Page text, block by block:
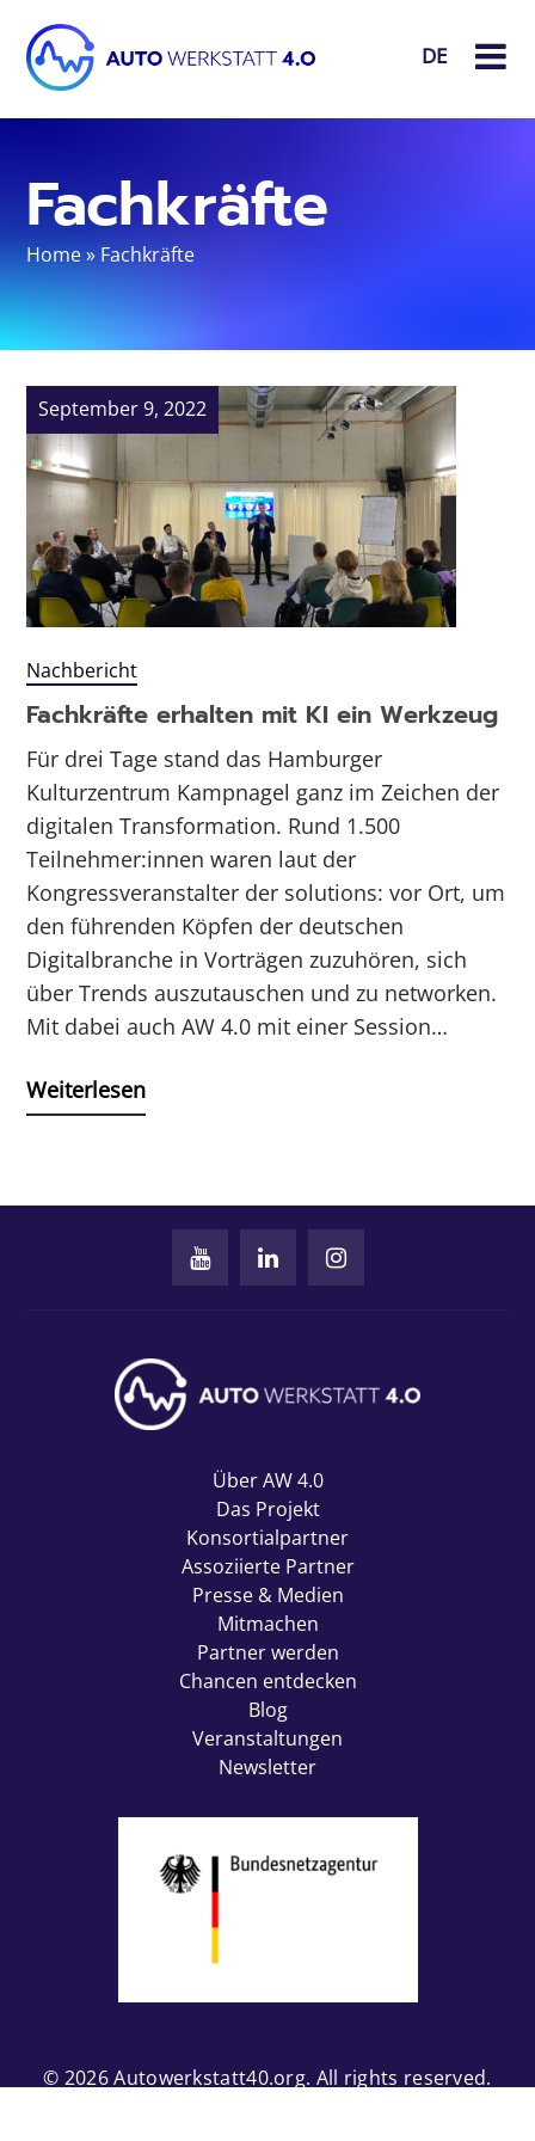
DE
Fachkräfte
Home» Fachkräfte
September 9, 2022
Nachbericht
Fachkräfte erhalten mit KI ein Werkzeug
Für drei Tage stand das Hamburger
Kulturzentrum Kampnagel ganz im Zeichen der
digitalen Transformation. Rund 1.500
Teilnehmer:innen waren laut der
Kongressveranstalter der solutions: vor Ort, um
den führenden Köpfen der deutschen
Digitalbranche in Vorträgen zuzuhören, sich
über Trends auszutauschen und zu networken.
Mit dabei auch AW 4.0 mit einer Session…
Weiterlesen
Über AW 4.0
Das Projekt
Konsortialpartner
Assoziierte Partner
Presse & Medien
Mitmachen
Partner werden
Chancen entdecken
Blog
Veranstaltungen
Newsletter
© 2026Autowerkstatt40.org. All rights reserved.